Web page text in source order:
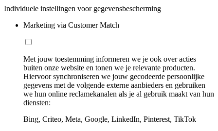
Individuele instellingen voor gegevensbescherming
Marketing via Customer Match
Met jouw toestemming informeren we je ook over acties
buiten onze website en tonen we je relevante producten.
Hiervoor synchroniseren we jouw gecodeerde persoonlijke
gegevens met de volgende externe aanbieders en gebruiken
we hun online reclamekanalen als je al gebruik maakt van hun
diensten:
Bing, Criteo, Meta, Google, LinkedIn, Pinterest, TikTok